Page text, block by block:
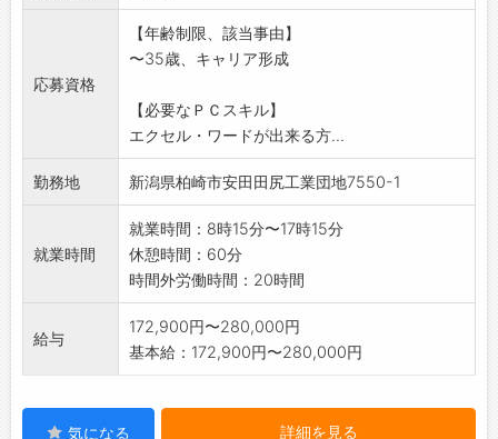
・生産及び出荷日程管理
・顧客支給品管理
・購入部品の所要計算
※社内外でコミュニケーションを取りながらの
業務になります!
※冷暖房完備で快適な環境!応募前職場見学
OK(事前連絡必要)
応募資格
【年齢制限、該当事由】
〜35歳、キャリア形成
【必要なＰＣスキル】
エクセル・ワードが出来る方...
勤務地 新潟県柏崎市安田田尻工業団地7550-1
就業時間
就業時間：8時15分〜17時15分
休憩時間：60分
時間外労働時間：20時間
給与
172,900円〜280,000円
基本給：172,900円〜280,000円
気になる 詳細を見る